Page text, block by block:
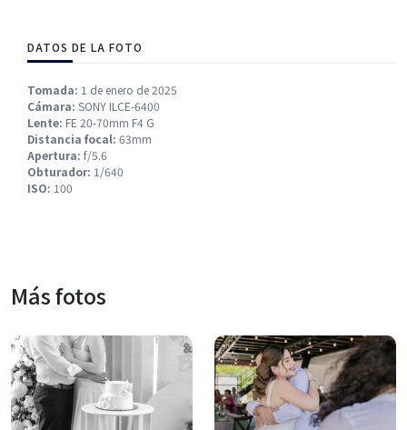
DATOS DE LA FOTO
Tomada: 1 de enero de 2025
Cámara: SONY ILCE-6400
Lente: FE 20-70mm F4 G
Distancia focal: 63mm
Apertura: f/5.6
Obturador: 1/640
ISO: 100
Más fotos